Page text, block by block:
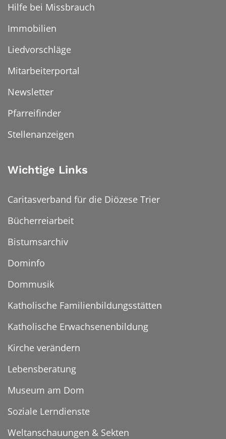
Hilfe bei Missbrauch
Immobilien
Liedvorschläge
Mitarbeiterportal
Newsletter
Pfarreifinder
Stellenanzeigen
Wichtige Links
Caritasverband für die Diözese Trier
Bücherreiarbeit
Bistumsarchiv
Dominfo
Dommusik
Katholische Familienbildungsstätten
Katholische Erwachsenenbildung
Kirche verändern
Lebensberatung
Museum am Dom
Soziale Lerndienste
Weltanschauungen & Sekten